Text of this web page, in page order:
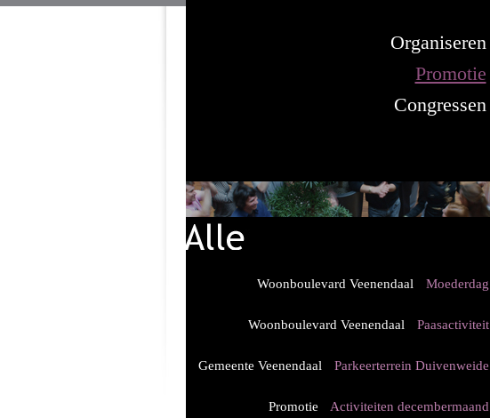
Organiseren
Promotie
Congressen
Woonboulevard Veenendaal Moederdag
Woonboulevard Veenendaal Paasactiviteit
Gemeente Veenendaal Parkeerterrein Duivenweide
Promotie Activiteiten decembermaand